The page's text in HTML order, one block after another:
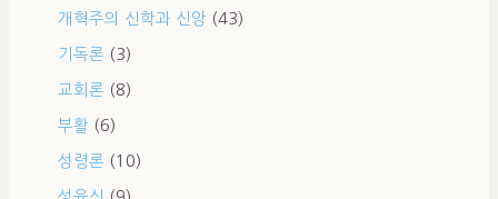
개혁주의 신학과 신앙 (43)
기독론 (3)
교회론 (8)
부활 (6)
성령론 (10)